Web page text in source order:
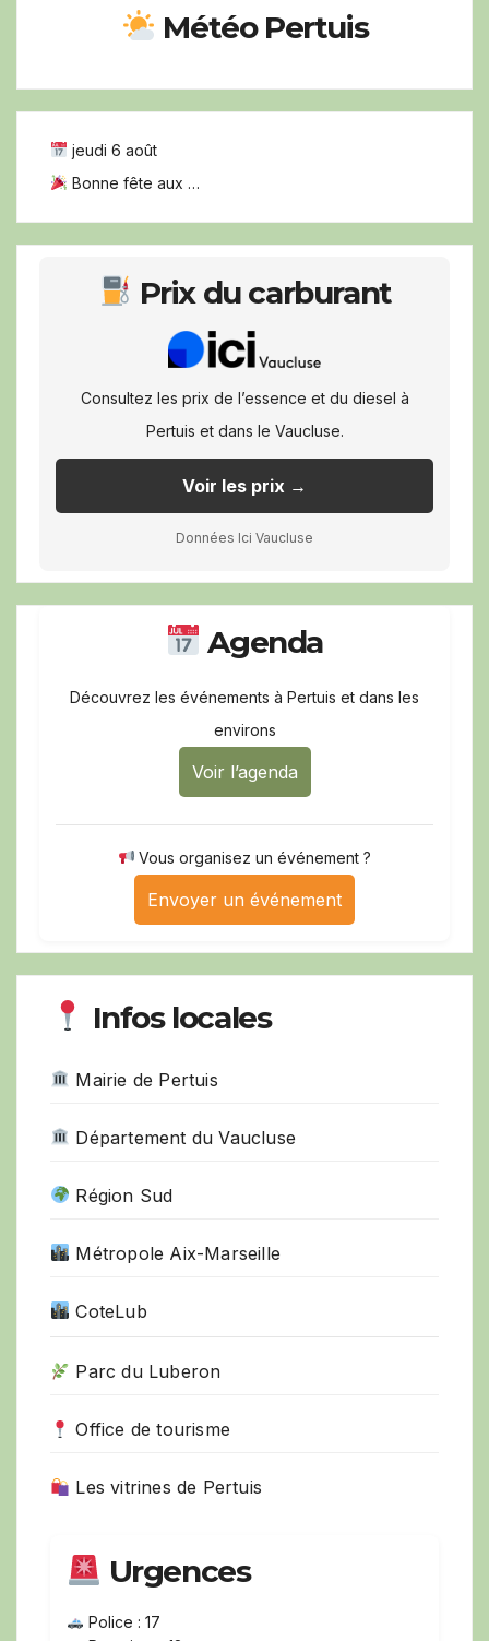
Météo Pertuis
jeudi 6 août
Bonne fête aux …
Prix du carburant
Consultez les prix de l’essence et du diesel à
Pertuis et dans le Vaucluse.
Voir les prix →
Données Ici Vaucluse
Agenda
Découvrez les événements à Pertuis et dans les
environs
Voir l’agenda
Vous organisez un événement ?
Envoyer un événement
Infos locales
Mairie de Pertuis
Département du Vaucluse
Région Sud
Métropole Aix-Marseille
CoteLub
Parc du Luberon
Office de tourisme
Les vitrines de Pertuis
Urgences
Police : 17